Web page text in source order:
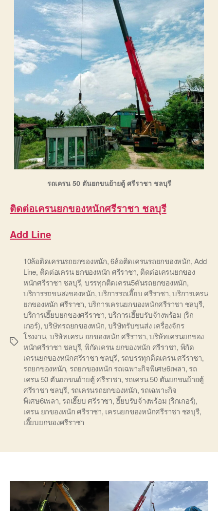
รถเครน 50 ตันยกขนย้ายตู้ ศรีราชา ชลบุรี
ติดต่อเครนยกของหนักศรีราชา ชลบุรี
Add Line
Tags
10ล้อติดเครนรถยกของหนัก,6ล้อติดเครนรถยกของหนัก,Add
Line, ติดต่อเครน ยกของหนัก ศรีราชา, ติดต่อเครนยกของ
หนักศรีราชา ชลบุรี, บรรทุกติดเครน5ตันรถยกของหนัก,
บริการรถขนสงของหนัก,บริการรถเฮี๊ยบ ศรีราชา,บริการเครน
ยกของหนัก ศรีราชา, บริการเครนยกของหนักศรีราชา ชลบุรี,
บริการเฮี๊ยบยกของศรีราชา,บริการเฮี๊ยบรับจ้างพร้อม (ริก
เกอร์),บริษัทรถยกของหนัก,บริษัทรับขนส่ง เครื่องจักร
โรงงาน, บริษัทเครน ยกของหนัก ศรีราชา,บริษัทเครนยกของ
หนักศรีราชา ชลบุรี, พิกัดเครน ยกของหนัก ศรีราชา, พิกัด
เครนยกของหนักศรีราชา ชลบุรี, รถบรรทุกติดเครน ศรีราชา,
รถยกของหนัก, รถยกของหนัก รถเฉพาะกิจพิเศษ6เพลา, รถ
เครน 50 ตันยกขนย้ายตู้ ศรีราชา, รถเครน 50 ตันยกขนย้ายตู้
ศรีราชา ชลบุรี, รถเครนรถยกของหนัก, รถเฉพาะกิจ
พิเศษ6เพลา, รถเฮี๊ยบ ศรีราชา, ฮี๊ยบรับจ้างพร้อม (ริกเกอร์),
เครน ยกของหนัก ศรีราชา, เครนยกของหนักศรีราชา ชลบุรี,
เฮี๊ยบยกของศรีราชา